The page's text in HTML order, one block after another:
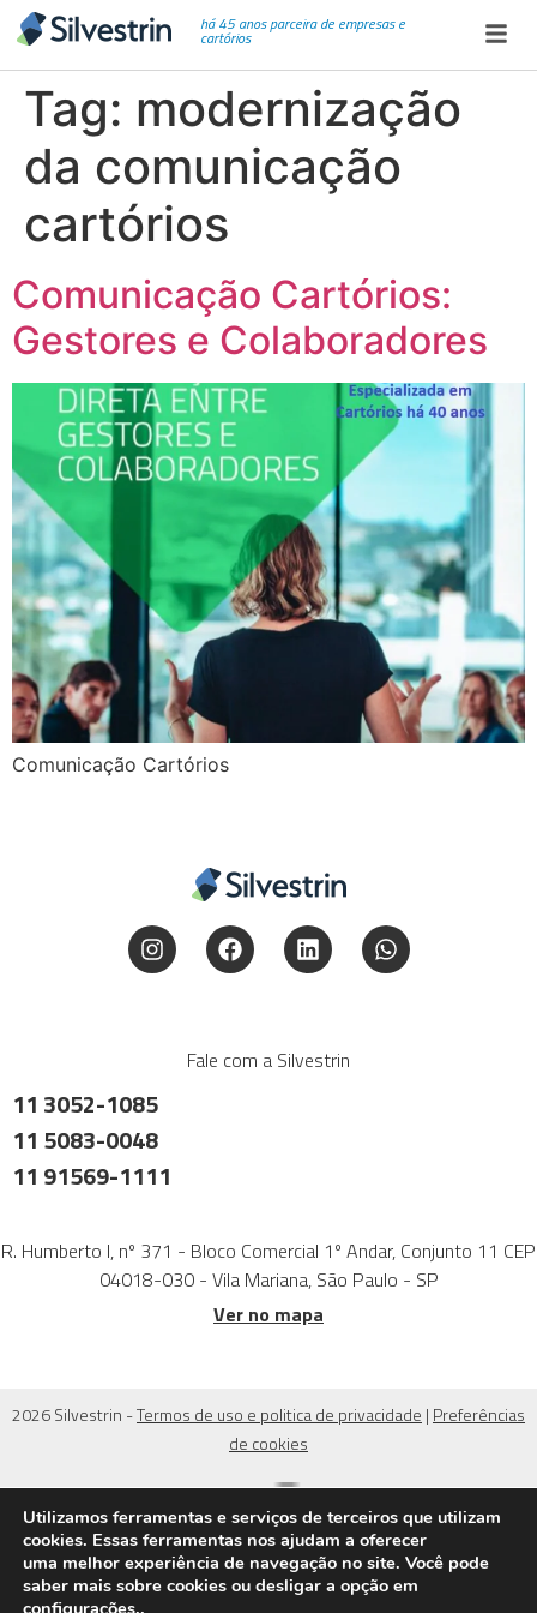
há 45 anos parceira de empresas e
cartórios
Tag: modernização
da comunicação
cartórios
Comunicação Cartórios:
Gestores e Colaboradores
Comunicação Cartórios
Fale com a Silvestrin
11 3052-1085
11 5083-0048
11 91569-1111
R. Humberto I, nº 371 - Bloco Comercial 1º Andar, Conjunto 11 CEP
04018-030 - Vila Mariana, São Paulo - SP
Ver no mapa
2026 Silvestrin -Termos de uso e politica de privacidade | Preferências
de cookies
Utilizamos ferramentas e serviços de terceiros que utilizam
cookies. Essas ferramentas nos ajudam a oferecer
uma melhor experiência de navegação no site. Você pode
saber mais sobre cookies ou desligar a opção em
configurações..